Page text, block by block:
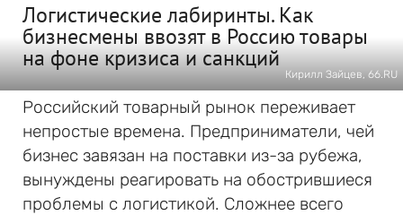
Логистические лабиринты. Как
бизнесмены ввозят в Россию товары
на фоне кризиса и санкций
Кирилл Зайцев, 66.RU
Российский товарный рынок переживает
непростые времена. Предприниматели, чей
бизнес завязан на поставки из-за рубежа,
вынуждены реагировать на обострившиеся
проблемы с логистикой. Сложнее всего